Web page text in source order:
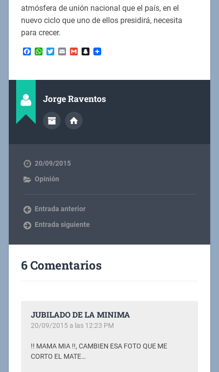
atmósfera de unión nacional que el país, en el
nuevo ciclo que uno de ellos presidirá, necesita
para crecer.
Facebook
WhatsApp
Twitter
EmailGmailSnapchat
Jorge Raventos
20/09/2015
Opinión
Entrada anterior
Entrada siguiente
6 Comentarios
JUBILADO DE LA MINIMA
20/09/2015 a las 12:23 PM
!! MAMA MIA !!, CAMBIEN ESA FOTO QUE ME
CORTO EL MATE…